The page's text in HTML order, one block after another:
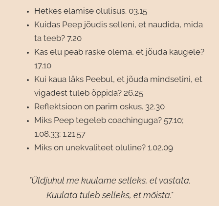
Hetkes elamise olulisus. 03.15
Kuidas Peep jõudis selleni, et naudida, mida
ta teeb? 7.20
Kas elu peab raske olema, et jõuda kaugele?
17.10
Kui kaua läks Peebul, et jõuda mindsetini, et
vigadest tuleb õppida? 26.25
Reflektsioon on parim oskus. 32.30
Miks Peep tegeleb coachinguga? 57.10;
1.08.33; 1.21.57
Miks on unekvaliteet oluline? 1.02.09
"Üldjuhul me kuulame selleks, et vastata.
Kuulata tuleb selleks, et mõista."